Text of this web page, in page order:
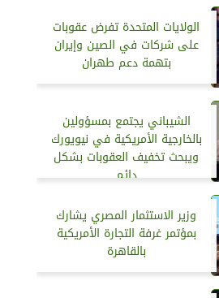
الولايات المتحدة تفرض عقوبات
على شركات في الصين وإيران
بتهمة دعم طهران
الشيباني يجتمع بمسؤولين
بالخارجية الأمريكية في نيويورك
ويبحث تخفيف العقوبات بشكل
دائم
وزير الاستثمار المصري يشارك
بمؤتمر غرفة التجارة الأمريكية
بالقاهرة